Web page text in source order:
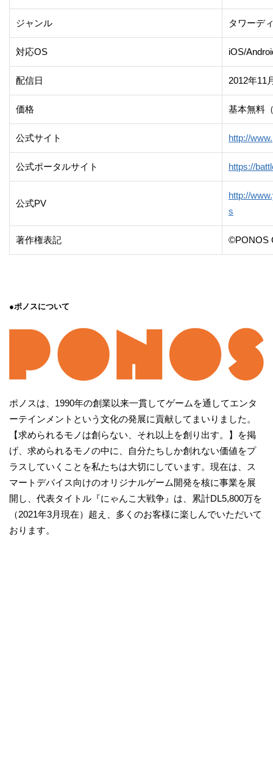
ジャンル タワーデ
対応OS iOS/
配信日 2012年11
価格 基本無料
公式サイト http://
公式ポータルサイト https://
公式PV
http://
s
著作権表記 ©PONOS
●ポノスについて
ポノスは、1990年の創業以来一貫してゲームを通してエンタ
ーテインメントという文化の発展に貢献してまいりました。
【求められるモノは創らない、それ以上を創り出す。】を掲
げ、求められるモノの中に、自分たちしか創れない価値をプ
ラスしていくことを私たちは大切にしています。現在は、ス
マートデバイス向けのオリジナルゲーム開発を核に事業を展
開し、代表タイトル『にゃんこ大戦争』は、累計DL5,800万を
（2021年3月現在）超え、多くのお客様に楽しんでいただいて
おります。